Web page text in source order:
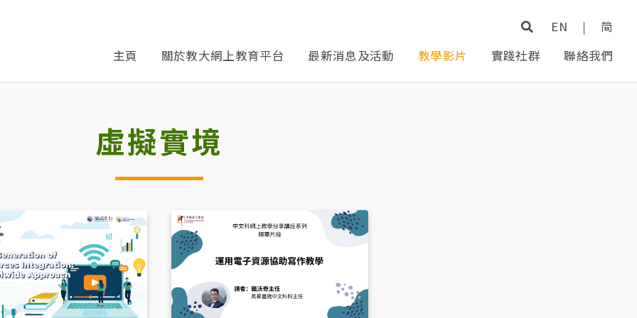
EN |
简
主頁
關於教大網上教育平台 最新消息及活動 教學影片 實踐社群 聯絡我們
虛擬實境